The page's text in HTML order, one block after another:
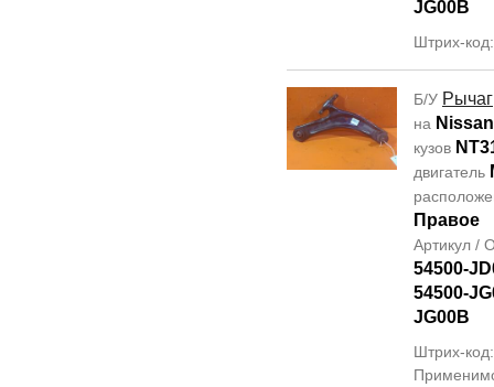
JG00B
Штрих-
Б/У Рычаг
на
кузов
двигатель
Правое
Артикул /
54500-
54500-
JG00B
Штрих-